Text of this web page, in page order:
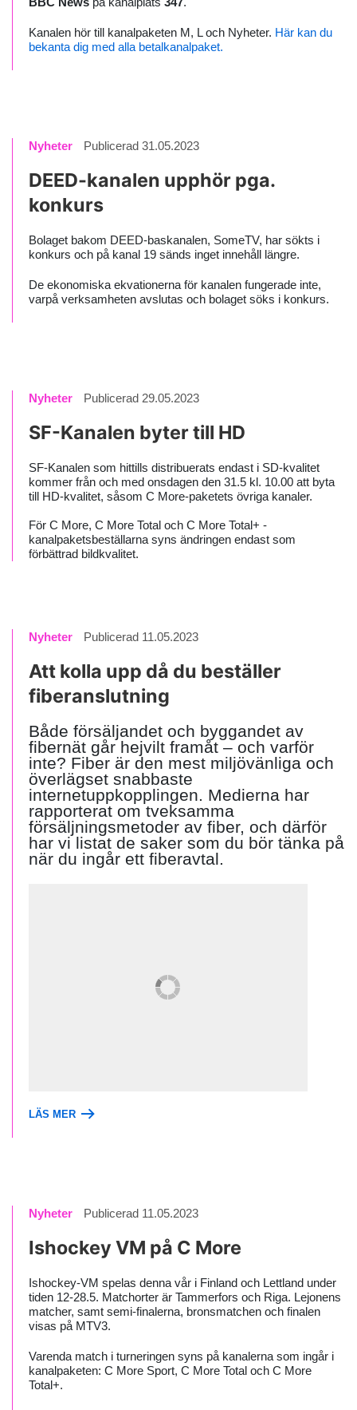
Kanalen hör till kanalpaketen M, L och Nyheter. Här kan du
bekanta dig med alla betalkanalpaket.
Nyheter Publicerad 31.05.2023
DEED-kanalen upphör pga.
konkurs
Bolaget bakom DEED-baskanalen, SomeTV, har sökts i
konkurs och på kanal 19 sänds inget innehåll längre.
De ekonomiska ekvationerna för kanalen fungerade inte,
varpå verksamheten avslutas och bolaget söks i konkurs.
Nyheter Publicerad 29.05.2023
SF-Kanalen byter till HD
SF-Kanalen som hittills distribuerats endast i SD-kvalitet
kommer från och med onsdagen den 31.5 kl. 10.00 att byta
till HD-kvalitet, såsom C More-paketets övriga kanaler.
För C More, C More Total och C More Total+ -
kanalpaketsbeställarna syns ändringen endast som
förbättrad bildkvalitet.
Nyheter Publicerad 11.05.2023
Att kolla upp då du beställer
fiberanslutning
Både försäljandet och byggandet av
fibernät går hejvilt framåt – och varför
inte? Fiber är den mest miljövänliga och
överlägset snabbaste
internetuppkopplingen. Medierna har
rapporterat om tveksamma
försäljningsmetoder av fiber, och därför
har vi listat de saker som du bör tänka på
när du ingår ett fiberavtal.
LÄS MER
Nyheter Publicerad 11.05.2023
Ishockey VM på C More
Ishockey-VM spelas denna vår i Finland och Lettland under
tiden 12-28.5. Matchorter är Tammerfors och Riga. Lejonens
matcher, samt semi-finalerna, bronsmatchen och finalen
visas på MTV3.
Varenda match i turneringen syns på kanalerna som ingår i
kanalpaketen: C More Sport, C More Total och C More
Total+.